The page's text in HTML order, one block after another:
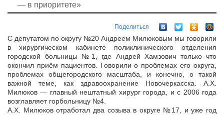
— в приоритете»
Поделиться
С депутатом по округу №20 Андреем Милюковым мы говорили
в хирургическом кабинете поликлинического отделения
городской больницы №1, где Андрей Хамзович только что
окончил приём пациентов. Говорили о проблемах его округа,
проблемах общегородского масштаба, и конечно, о такой
важной теме, как здравоохранение Новочеркасска. А.Х.
Милюков — главный нештатный хирург города, и с 2006 года
возглавляет горбольницу №4.
А.Х. Милюков отработал два созыва в округе №17, и уже год